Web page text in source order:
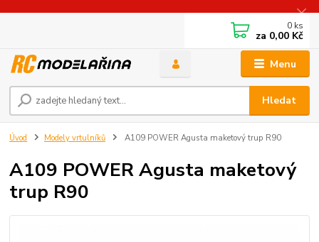
Menu
Hledat
0 ks
za 0,00 Kč
Úvod Modely vrtulníků A109 POWER Agusta maketový trup R90
A109 POWER Agusta maketový
trup R90